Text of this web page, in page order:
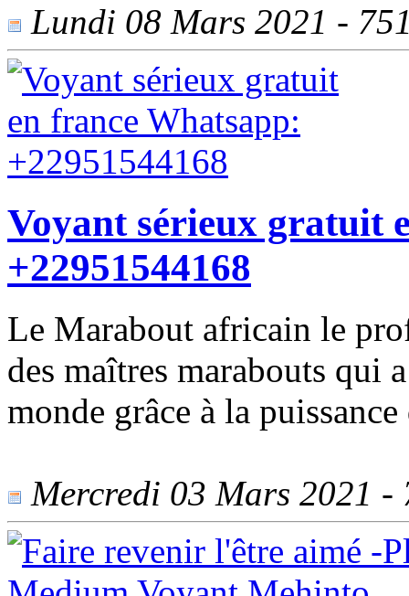
Lundi 08 Mars 2021 -
Voyant sérieux gratuit
+22951544168
Le Marabout africain le
des maîtres marabouts qui
monde grâce à la
Mercredi 03 Mars 2021 -